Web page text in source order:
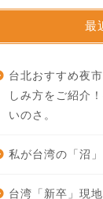
最
台北おすすめ夜
しみ方をご紹介
いのさ。
私が台湾の「沼
台湾「新卒」現